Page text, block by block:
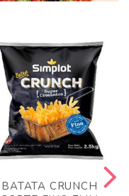
BATATA CRUNCH